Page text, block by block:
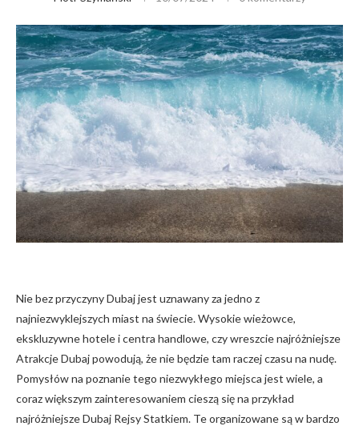
Nie bez przyczyny Dubaj jest uznawany za jedno z
najniezwyklejszych miast na świecie. Wysokie wieżowce,
ekskluzywne hotele i centra handlowe, czy wreszcie najróżniejsze
Atrakcje Dubaj powodują, że nie będzie tam raczej czasu na nudę.
Pomysłów na poznanie tego niezwykłego miejsca jest wiele, a
coraz większym zainteresowaniem cieszą się na przykład
najróżniejsze Dubaj Rejsy Statkiem. Te organizowane są w bardzo